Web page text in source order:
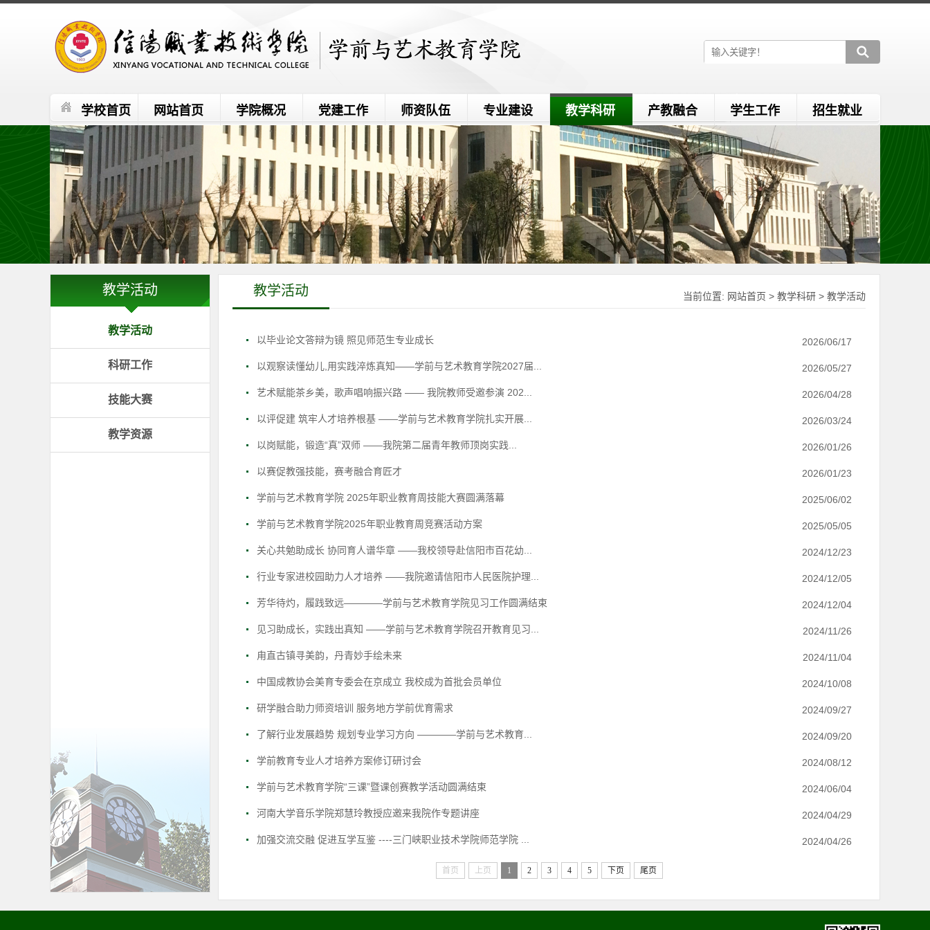
学校首页 网站首页 学院概况 党建工作 师资队伍 专业建设 教学科研 产教融合 学生工作 招生就业
教学活动
教学活动
科研工作
技能大赛
教学资源
教学活动 当前位置: 网站首页 > 教学科研 > 教学活动
以毕业论文答辩为镜 照见师范生专业成长 2026/06/17
以观察读懂幼儿,用实践淬炼真知——学前与艺术教育学院2027届... 2026/05/27
艺术赋能茶乡美，歌声唱响振兴路 —— 我院教师受邀参演 202... 2026/04/28
以评促建 筑牢人才培养根基 ——学前与艺术教育学院扎实开展... 2026/03/24
以岗赋能，锻造“真”双师 ——我院第二届青年教师顶岗实践... 2026/01/26
以赛促教强技能，赛考融合育匠才 2026/01/23
学前与艺术教育学院 2025年职业教育周技能大赛圆满落幕 2025/06/02
学前与艺术教育学院2025年职业教育周竞赛活动方案 2025/05/05
关心共勉助成长 协同育人谱华章 ——我校领导赴信阳市百花幼... 2024/12/23
行业专家进校园助力人才培养 ——我院邀请信阳市人民医院护理... 2024/12/05
芳华待灼，履践致远————学前与艺术教育学院见习工作圆满结束 2024/12/04
见习助成长，实践出真知 ——学前与艺术教育学院召开教育见习... 2024/11/26
甪直古镇寻美韵，丹青妙手绘未来 2024/11/04
中国成教协会美育专委会在京成立 我校成为首批会员单位 2024/10/08
研学融合助力师资培训 服务地方学前优育需求 2024/09/27
了解行业发展趋势 规划专业学习方向 ————学前与艺术教育... 2024/09/20
学前教育专业人才培养方案修订研讨会 2024/08/12
学前与艺术教育学院“三课”暨课创赛教学活动圆满结束 2024/06/04
河南大学音乐学院郑慧玲教授应邀来我院作专题讲座 2024/04/29
加强交流交融 促进互学互鉴 ----三门峡职业技术学院师范学院 ... 2024/04/26
首页 上页 1 2 3 4 5 下页 尾页